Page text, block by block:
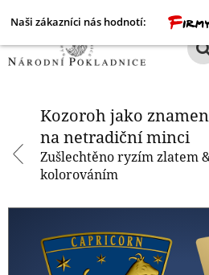
Naši zákazníci nás hodnotí:
Kozoroh jako
na netradiční minci
Zušlechtěno ryzím zlatem
kolorováním
Kozoroh jako